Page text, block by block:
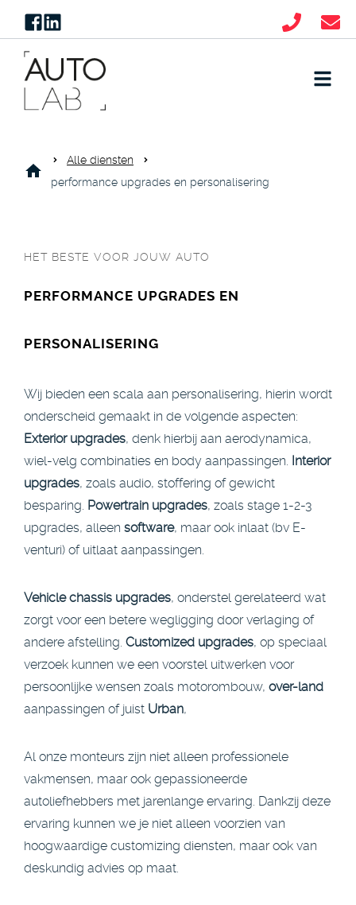
Alle diensten
performance upgrades en personalisering
HET BESTE VOOR JOUW AUTO
PERFORMANCE UPGRADES EN
PERSONALISERING
Wij bieden een scala aan personalisering, hierin wordt
onderscheid gemaakt in de volgende aspecten:
Exterior upgrades, denk hierbij aan aerodynamica,
wiel-velg combinaties en body aanpassingen. Interior
upgrades, zoals audio, stoffering of gewicht
besparing. Powertrain upgrades, zoals stage 1-2-3
upgrades, alleen software, maar ook inlaat (bv E-
venturi) of uitlaat aanpassingen.
Vehicle chassis upgrades, onderstel gerelateerd wat
zorgt voor een betere wegligging door verlaging of
andere afstelling. Customized upgrades, op speciaal
verzoek kunnen we een voorstel uitwerken voor
persoonlijke wensen zoals motorombouw, over-land
aanpassingen of juist Urban,
Al onze monteurs zijn niet alleen professionele
vakmensen, maar ook gepassioneerde
autoliefhebbers met jarenlange ervaring. Dankzij deze
ervaring kunnen we je niet alleen voorzien van
hoogwaardige customizing diensten, maar ook van
deskundig advies op maat.